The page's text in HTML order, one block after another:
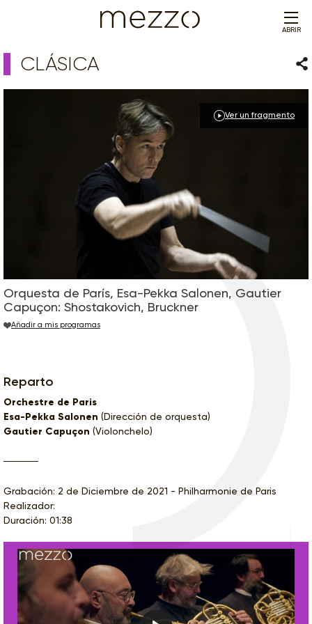
ABRIR
CLÁSICA
Orquesta de París, Esa-Pekka Salonen, Gautier
Capuçon: Shostakovich, Bruckner
Ver un fragmento
Añadir a mis programas
Reparto
Orchestre de Paris
Esa-Pekka Salonen (Dirección de orquesta)
Gautier Capuçon (Violonchelo)
Grabación: 2 de Diciembre de 2021 - Philharmonie de Paris
Realizador:
Duración: 01:38